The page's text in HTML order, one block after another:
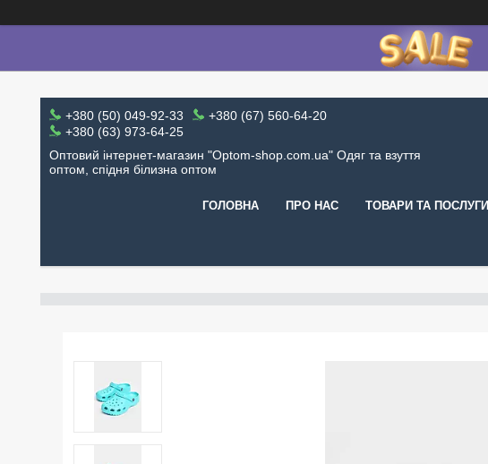
+380 (50) 049-92-33
+380 (67) 560-64-20
+380 (63) 973-64-25
Оптовий інтернет-магазин "Optom-shop.com.ua" Одяг та взуття
оптом, спідня білизна оптом
ГОЛОВНА ПРО НАС ТОВАРИ ТА ПОСЛУГИ